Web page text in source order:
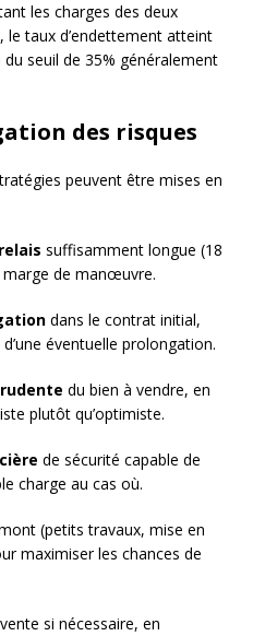
les charges des deux
taux d’endettement atteint
seuil de 35% généralement
des risques
peuvent être mises en
suffisamment longue (18
de manœuvre.
dans le contrat initial,
éventuelle prolongation.
du bien à vendre, en
plutôt qu’optimiste.
de sécurité capable de
charge au cas où.
(petits travaux, mise en
maximiser les chances de
si nécessaire, en